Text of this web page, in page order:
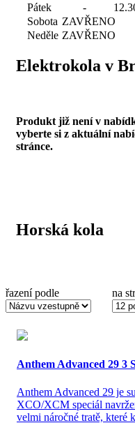
Pátek
-
Sobota ZAVŘENO
Neděle ZAVŘENO
Elektrokola v
Produkt již není v
vyberte si z aktuální
stránce.
Horská kola
řazení podle na
Anthem Advanced 29 3
Anthem Advanced 29 je
XCO/XCM speciál
velmi náročné tratě,